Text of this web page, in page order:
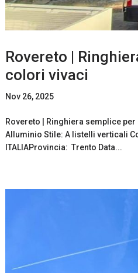
Rovereto |
colori vivaci
Nov 26, 2025
Rovereto | Ringhiera semplice
Alluminio Stile: A listelli verticali
ITALIAProvincia: Trento Data...